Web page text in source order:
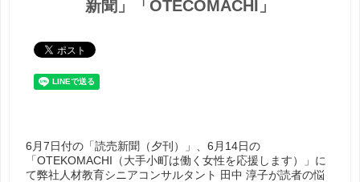
新聞」「OTECOMACHI」
6月7日付の「読売新聞（夕刊）」、6月14日の
「OTEKOMACHI（大手小町は働く女性を応援します）」に
て弊社人材教育シニアコンサルタント 田中 淳子が読者の悩